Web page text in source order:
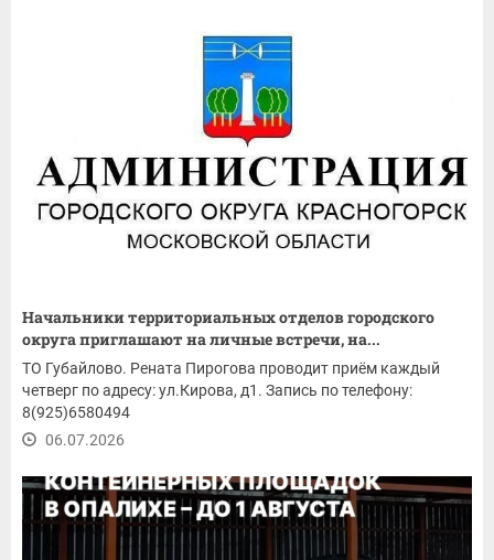
Начальники территориальных отделов городского
округа приглашают на личные встречи, на...
ТО Губайлово. Рената Пирогова проводит приём каждый
четверг по адресу: ул.Кирова, д1. Запись по телефону:
8(925)6580494
06.07.2026